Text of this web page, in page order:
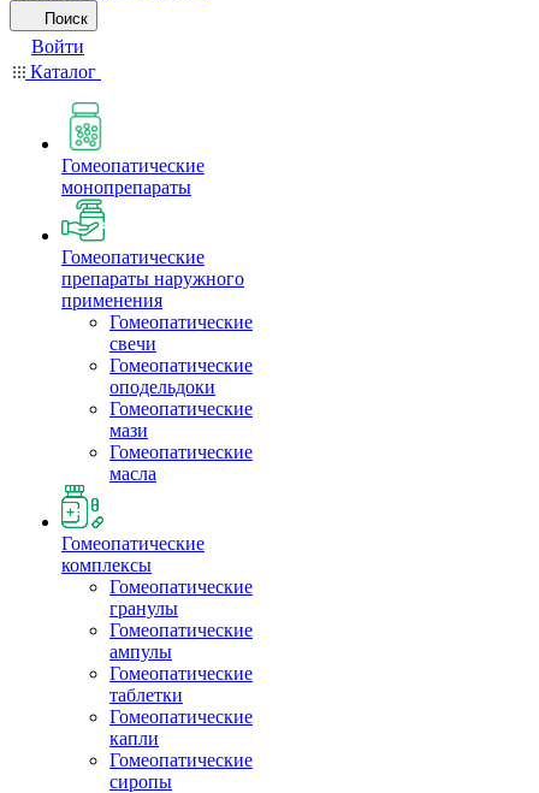
Поиск
Войти
Каталог
Гомеопатические
монопрепараты
Гомеопатические
препараты наружного
применения
Гомеопатические
свечи
Гомеопатические
оподельдоки
Гомеопатические
мази
Гомеопатические
масла
Гомеопатические
комплексы
Гомеопатические
гранулы
Гомеопатические
ампулы
Гомеопатические
таблетки
Гомеопатические
капли
Гомеопатические
сиропы